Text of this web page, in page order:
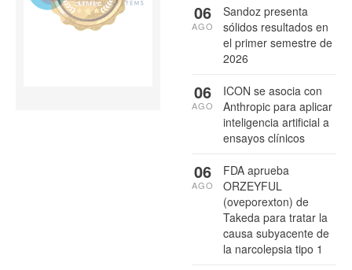
Sandoz presenta
sólidos resultados en
el primer semestre de
2026
06
AGO
ICON se asocia con
Anthropic para aplicar
inteligencia artificial a
ensayos clínicos
06
AGO
FDA aprueba
ORZEYFUL
(oveporexton) de
Takeda para tratar la
causa subyacente de
la narcolepsia tipo 1
06
AGO